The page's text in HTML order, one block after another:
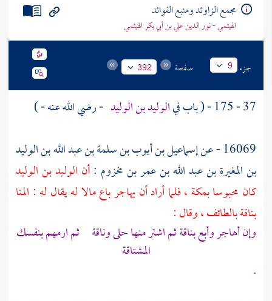
مجمع الزاوئد ومنبع الفوائد
الهيثمي - نور الدين علي بن أبي بكر الهيثمي
جزء 9 صفحة 392
37 - 175 - ( باب في الوليد بن الوليد - رضي الله عنه - )
16069 - عن
إسماعيل بن أيوب بن سلمة بن عبد الله بن الوليد
بن المغيرة بن عبد الله بن عمر بن مخزوم :أن الوليد بن الوليد
كان محبوسابمكة ، فلما أراد أن يهاجر باع مالا له يقال له : المنا
بناقةبالطائف، وقال :
وإن أهاجر وأبع بناقة ثم اشتر منها حلى وناقة ثم ارمهم بنفسك
المشتاقة
.